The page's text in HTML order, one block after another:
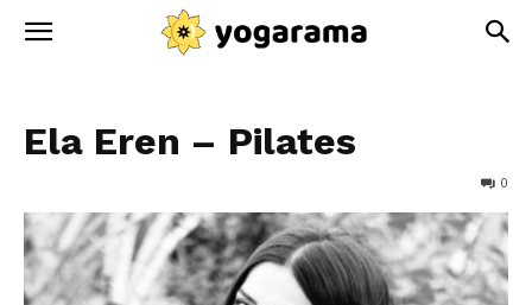
Ela Eren – Pilates
0